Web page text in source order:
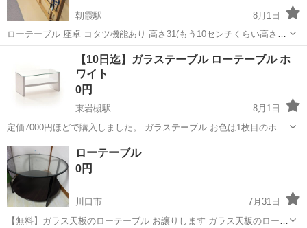
朝霞駅
8月1日
ローテーブル 座卓 コタツ機能あり 高さ31(もう10センチくらい高さ出
せる付属品があります。必要であればお申し出ください) 横150 縦90
天板はリメイクシート貼ってあります。 天板は傷、剥がれあります。
リメイクシ...
朝霞駅 テーブル
【10日迄】ガラステーブル ローテーブル ホ
ワイト
0円
東岩槻駅
8月1日
定価7000円ほどで購入しました。 ガラステーブル お色は1枚目のホワ
イトです。 3ヶ月ほどの使用でほぼ美品です。 ガラスが落ちないよう
にシリコン製のクリアパッドを使っていましたが、少し汚れているた
めご自身...
埼玉 さいたま市 東岩槻駅
ローテーブル
0円
川口市
7月31日
【無料】ガラス天板のローテーブル お譲りします ガラス天板のローテ